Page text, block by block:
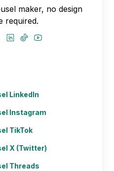
maker, no design
required.
LinkedIn
Instagram
TikTok
X (Twitter)
Threads